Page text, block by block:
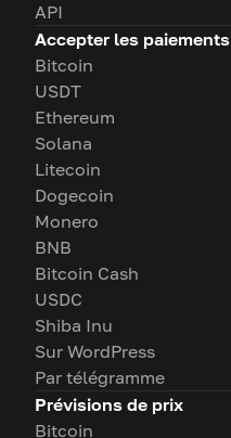
API
Accepter les paiements
Bitcoin
USDT
Ethereum
Solana
Litecoin
Dogecoin
Monero
BNB
Bitcoin Cash
USDC
Shiba Inu
Sur WordPress
Par télégramme
Prévisions de prix
Bitcoin